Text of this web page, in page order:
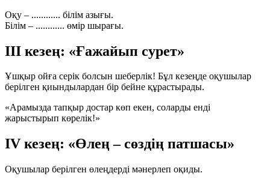
Оқу – ............ білім азығы.
Білім – ............ өмір шырағы.
ІІІ кезең: «Ғажайып сурет»
Ұшқыр ойға серік болсын шеберлік! Бұл кезеңде оқушылар
берілген қиындылардан бір бейне құрастырады.
«Арамызда тапқыр достар көп екен, соларды енді
жарыстырып көрелік!»
ІV кезең: «Өлең – сөздің патшасы»
Оқушылар берілген өлеңдерді мәнерлеп оқиды.